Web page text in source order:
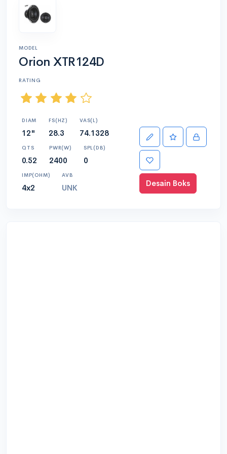
MODEL
Orion XTR124D
RATING
DIAM
12"
FS(HZ)
28.3
VAS(L)
74.1328
QTS
0.52
PWR(W)
2400
SPL(DB)
0
IMP(OHM)
4x2
AVB
UNK Desain Boks